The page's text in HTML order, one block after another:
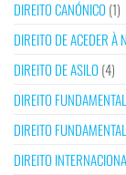
DIREITO CANÓNICO (1)
DIREITO DE ACEDER À
DIREITO DE ASILO (4)
DIREITO
DIREITO
DIREITO